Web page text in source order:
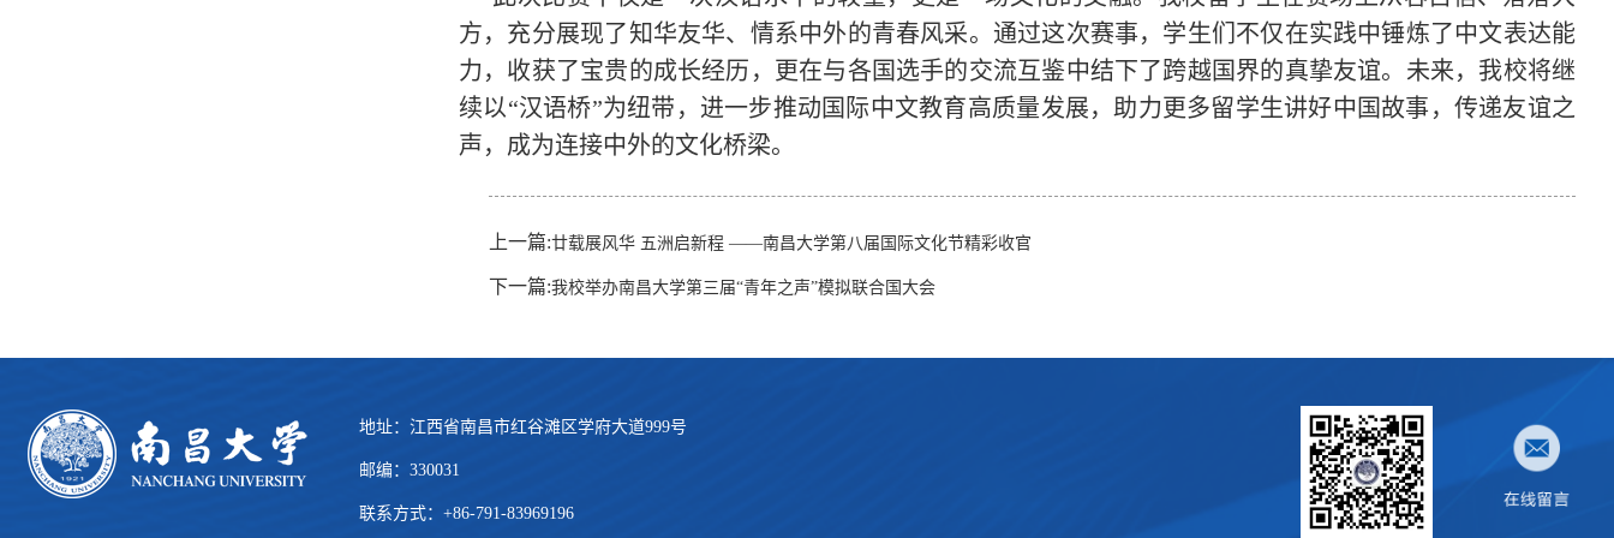
方，充分展现了知华友华、情系中外的青春风采。通过这次赛事，学生们不仅在实践中锤炼了中文表达能
力，收获了宝贵的成长经历，更在与各国选手的交流互鉴中结下了跨越国界的真挚友谊。未来，我校将继
续以“汉语桥”为纽带，进一步推动国际中文教育高质量发展，助力更多留学生讲好中国故事，传递友谊之
声，成为连接中外的文化桥梁。
上一篇:廿载展风华 五洲启新程 ——南昌大学第八届国际文化节精彩收官
下一篇:我校举办南昌大学第三届“青年之声”模拟联合国大会
地址：江西省南昌市红谷滩区学府大道999号
邮编：330031
联系方式：+86-791-83969196